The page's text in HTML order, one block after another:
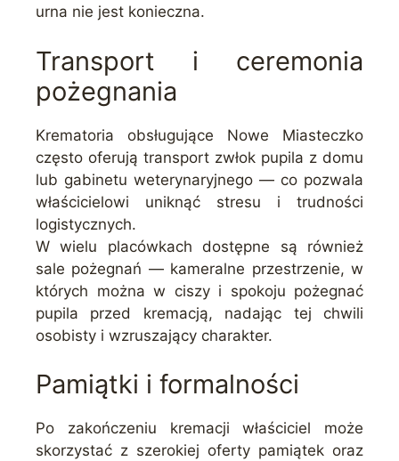
urna nie jest konieczna.
Transport i ceremonia
pożegnania
Krematoria obsługujące Nowe Miasteczko
często oferują transport zwłok pupila z domu
lub gabinetu weterynaryjnego — co pozwala
właścicielowi uniknąć stresu i trudności
logistycznych.
W wielu placówkach dostępne są również
sale pożegnań — kameralne przestrzenie, w
których można w ciszy i spokoju pożegnać
pupila przed kremacją, nadając tej chwili
osobisty i wzruszający charakter.
Pamiątki i formalności
Po zakończeniu kremacji właściciel może
skorzystać z szerokiej oferty pamiątek oraz